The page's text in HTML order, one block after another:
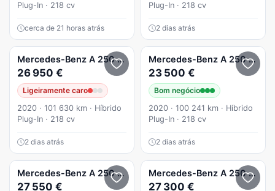
Plug-In · 218 cv
cerca de 21 horas atrás
Plug-In · 218 cv
2 dias atrás
Mercedes-Benz A 250 e AMG Line
26 950 €
Ligeiramente caro
2020 · 101 630 km · Híbrido
Plug-In · 218 cv
2 dias atrás
Mercedes-Benz A 250 e 8G-
23 500 €
Bom negócio
2020 · 100 241 km · Híbrido
Plug-In · 218 cv
2 dias atrás
Mercedes-Benz A 250 e AMG Line
27 550 €
Mercedes-Benz A 250 e 8G-
27 300 €